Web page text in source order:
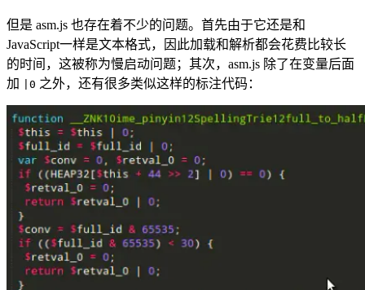
但是 asm.js 也存在着不少的问题。首先由于它还是和
JavaScript一样是文本格式，因此加载和解析都会花费比较长
的时间，这被称为慢启动问题；其次，asm.js 除了在变量后面
加
|0 之外，还有很多类似这样的标注代码：